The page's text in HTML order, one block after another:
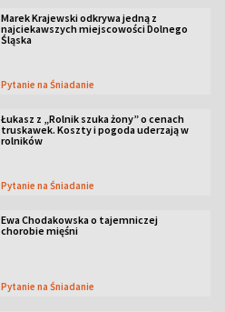
Marek Krajewski odkrywa jedną z
najciekawszych miejscowości Dolnego
Śląska
Pytanie na Śniadanie
Łukasz z „Rolnik szuka żony” o cenach
truskawek. Koszty i pogoda uderzają w
rolników
Pytanie na Śniadanie
Ewa Chodakowska o tajemniczej
chorobie mięśni
Pytanie na Śniadanie